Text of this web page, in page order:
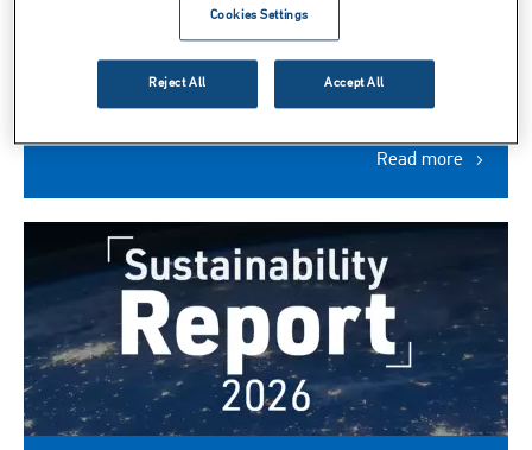
The Environmental Leadership Program brings
together young adults who are passionate about
conservation and interested in exploring environmental
Read more
Cookies Settings
Reject All Accept All